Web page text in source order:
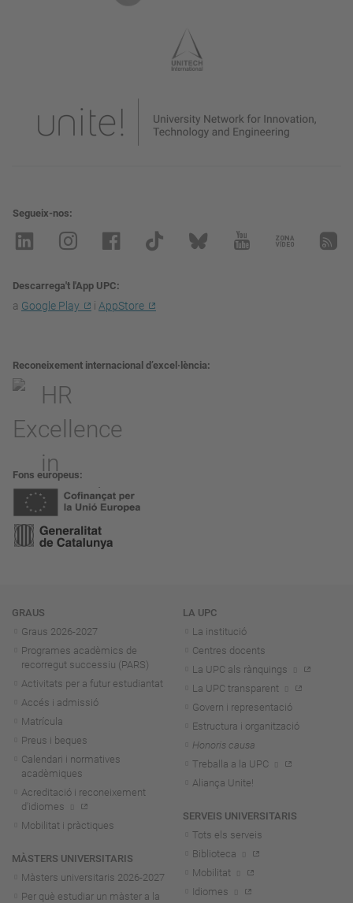
Segueix-nos
Descarrega't l'App UPC
a Google Play i AppStore
Reconeixement internacional d’excel·lència
Fons europeus
Navegació
GRAUS
Graus 2026-2027
Programes acadèmics de
recorregut successiu (PARS)
Activitats per a futur estudiantat
Accés i admissió
Matrícula
Preus i beques
Calendari i normatives
acadèmiques
Acreditació i reconeixement
d'idiomes
Mobilitat i pràctiques
MÀSTERS UNIVERSITARIS
Màsters universitaris 2026-2027
Per què estudiar un màster a la
LA UPC
La institució
Centres docents
La UPC als rànquings
La UPC transparent
Govern i representació
Estructura i organització
Honoris causa
Treballa a la UPC
Aliança Unite!
SERVEIS UNIVERSITARIS
Tots els serveis
Biblioteca
Mobilitat
Idiomes